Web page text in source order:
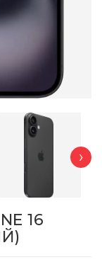
›
16